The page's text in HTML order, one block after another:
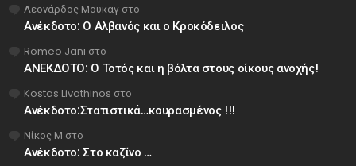
Λεονάρδος Μουκαγ στο
Ανέκδοτο: Ο Αλβανός και ο Κροκόδειλος
Romeo Jani στο
ΑΝΕΚΔΟΤΟ: Ο Τοτός και η βόλτα στους οίκους ανοχής!
Kostas Livathinos στο
Ανέκδοτο:Στατιστικά…κουρασμένος !!!
Νίκος Μ στο
Ανέκδοτο: Στο καζίνο …